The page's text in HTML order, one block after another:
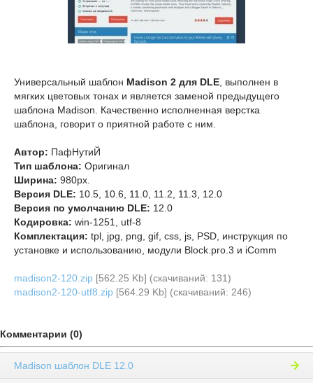
Универсальный шаблон Madison 2 для DLE , выполнен в
мягких цветовых тонах и является заменой предыдущего
шаблона Madison. Качественно исполненная верстка
шаблона, говорит о приятной работе с ним.
Автор: ПафНутиЙ
Тип шаблона: Оригинал
Ширина: 980px.
Версия DLE: 10.5, 10.6, 11.0, 11.2, 11.3, 12.0
Версия по умолчанию DLE: 12.0
Кодировка: win-1251, utf-8
Комплектация: tpl, jpg, png, gif, css, js, PSD, инструкция по
установке и использованию, модули Block.pro.3 и iComm
madison2-120.zip [562.25 Kb] (cкачиваний: 131)
madison2-120-utf8.zip [564.29 Kb] (cкачиваний: 246)
Комментарии (0)
Madison шаблон DLE 12.0